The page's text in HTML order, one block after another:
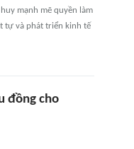
mạnh mẽ quyền làm
tự và phát triển kinh tế
đồng cho